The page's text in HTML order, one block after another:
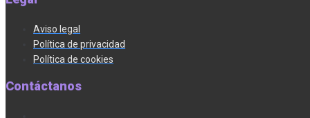
Aviso legal
Política de privacidad
Política de cookies
Contáctanos